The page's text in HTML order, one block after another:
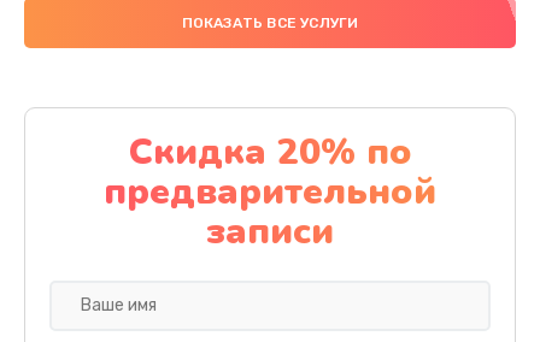
ПОКАЗАТЬ ВСЕ УСЛУГИ
Скидка 20% по
предварительной
записи